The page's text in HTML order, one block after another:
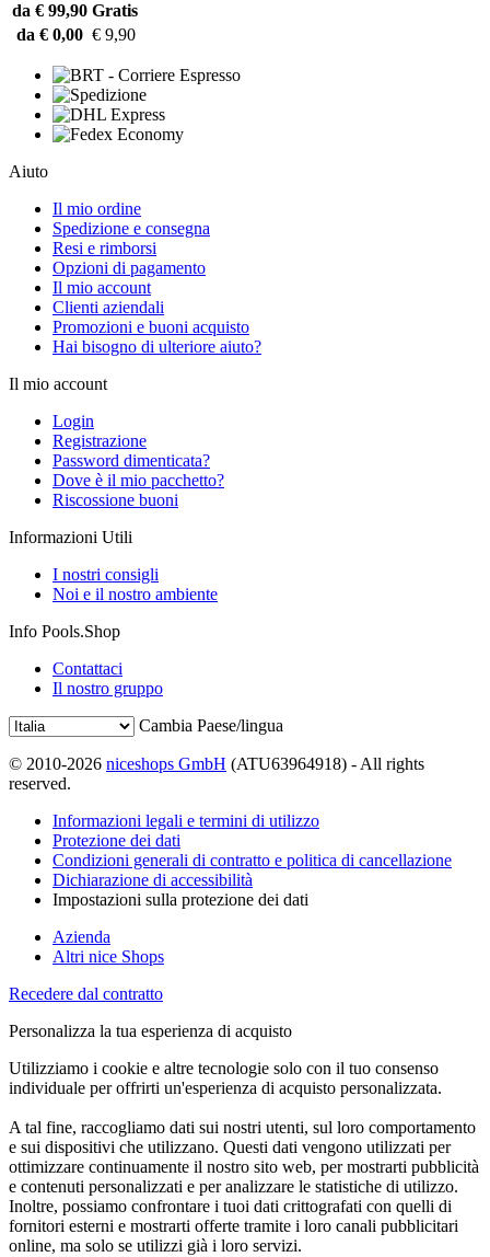
da € 99,90 Gratis
da € 0,00 € 9,90
Aiuto
Il mio ordine
Spedizione e consegna
Resi e rimborsi
Opzioni di pagamento
Il mio account
Clienti aziendali
Promozioni e buoni acquisto
Hai bisogno di ulteriore aiuto?
Il mio account
Login
Registrazione
Password dimenticata?
Dove è il mio pacchetto?
Riscossione buoni
Informazioni Utili
I nostri consigli
Noi e il nostro ambiente
Info Pools.Shop
Contattaci
Il nostro gruppo
Cambia Paese/lingua
© 2010-2026 niceshops GmbH (ATU63964918) - All rights
reserved.
Informazioni legali e termini di utilizzo
Protezione dei dati
Condizioni generali di contratto e politica di cancellazione
Dichiarazione di accessibilità
Impostazioni sulla protezione dei dati
Azienda
Altri nice Shops
Recedere dal contratto
Personalizza la tua esperienza di acquisto
Utilizziamo i cookie e altre tecnologie solo con il tuo consenso
individuale per offrirti un'esperienza di acquisto personalizzata.
A tal fine, raccogliamo dati sui nostri utenti, sul loro comportamento
e sui dispositivi che utilizzano. Questi dati vengono utilizzati per
ottimizzare continuamente il nostro sito web, per mostrarti pubblicità
e contenuti personalizzati e per analizzare le statistiche di utilizzo.
Inoltre, possiamo confrontare i tuoi dati crittografati con quelli di
fornitori esterni e mostrarti offerte tramite i loro canali pubblicitari
online, ma solo se utilizzi già i loro servizi.